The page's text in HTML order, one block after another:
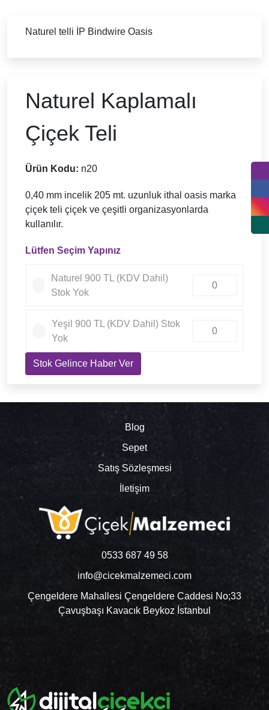
Naturel telli İP Bindwire Oasis
Naturel Kaplamalı
Çiçek Teli
Ürün Kodu: n20
0,40 mm incelik 205 mt. uzunluk ithal oasis marka
çiçek teli çiçek ve çeşitli organizasyonlarda
kullanılır.
Lütfen Seçim Yapınız
Naturel 900 TL (KDV Dahil)
Stok Yok
Yeşil 900 TL (KDV Dahil) Stok
Yok
Stok Gelince Haber Ver
Blog
Sepet
Satış Sözleşmesi
İletişim
0533 687 49 58
info@cicekmalzemeci.com
Çengeldere Mahallesi Çengeldere Caddesi No;33
Çavuşbaşı Kavacık Beykoz İstanbul